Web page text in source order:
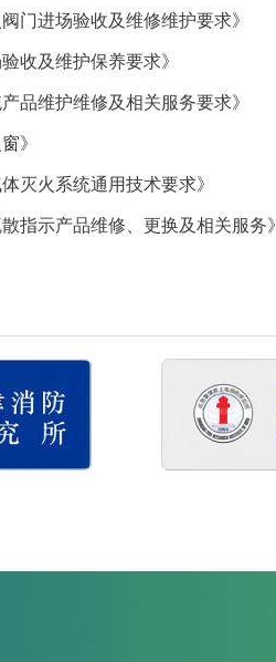
门进场验收及维修维护要求》
收及维护保养要求》
品维护维修及相关服务要求》
》
灭火系统通用技术要求》
指示产品维修、更换及相关服务》